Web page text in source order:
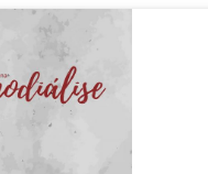
da Vila Morada